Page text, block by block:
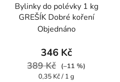
Bylinky do polévky 1 kg
GREŠÍK Dobré koření
Objednáno
346 Kč
389 Kč
(–11 %)
Měrná
0,35 Kč / 1 g